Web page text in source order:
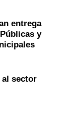
entrega
y
al sector